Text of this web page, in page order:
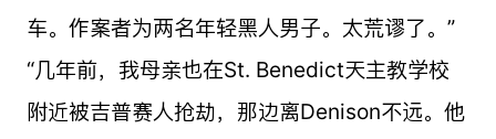
车。作案者为两名年轻黑人男子。太荒谬了。”
“几年前，我母亲也在St. Benedict天主教学校
附近被吉普赛人抢劫，那边离Denison不远。他